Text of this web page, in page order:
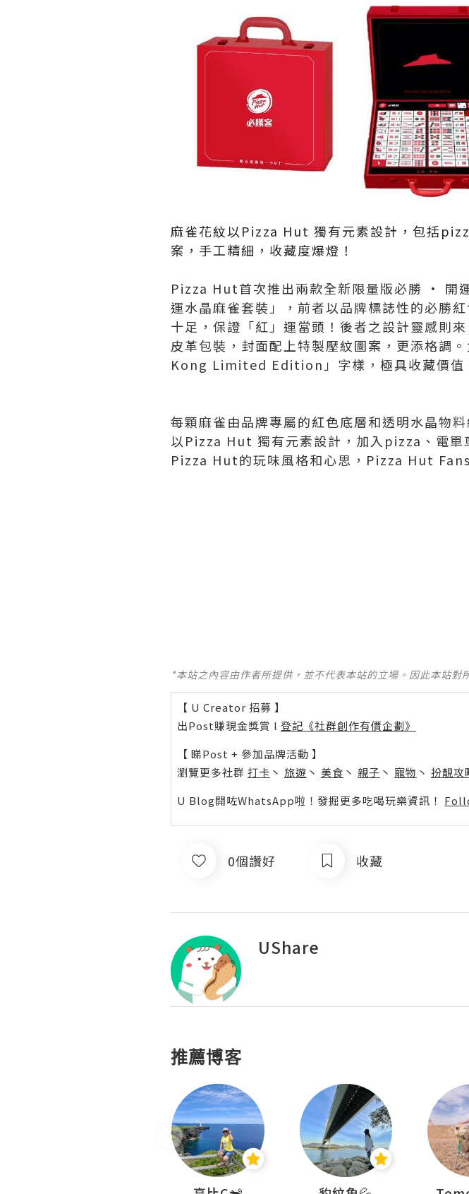
麻雀花紋以Pizza Hut 獨有元素設計，包括
案，手工精細，收藏度爆燈！
Pizza Hut首次推出兩款全新限量版必勝 · 開
運水晶麻雀套裝」，前者以品牌標誌性的必勝
十足，保證「紅」運當頭！後者之設計靈感則
皮革包裝，封面配上特製壓紋圖案，更添格調
Kong Limited Edition」字樣，極具收藏價值
每顆麻雀由品牌專屬的紅色底層和透明水晶物
以Pizza Hut 獨有元素設計，加入pizza、電單
Pizza Hut的玩味風格和心思，Pizza Hut
*本站之內容由作者所提供，並不代表本站的立場。因此本站
【 U Creator 招募 】
出Post賺現金獎賞 l 登記《社群創作有價企劃》
【 睇Post + 參加品牌活動 】
瀏覽更多社群 打卡 丶 旅遊 丶 美食 丶 親子 丶 寵物 丶 扮靚攻
U Blog開咗WhatsApp啦！發掘更多吃喝玩樂資訊！
0個讚好 收藏
UShare
推薦博客